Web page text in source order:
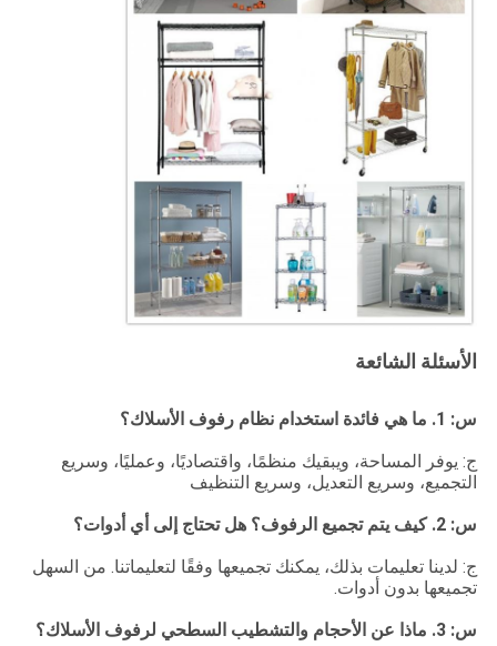
الأسئلة الشائعة
س: 1. ما هي فائدة استخدام نظام رفوف الأسلاك؟
ج: يوفر المساحة، ويبقيك منظمًا، واقتصاديًا، وعمليًا، وسريع
التجميع، وسريع التعديل، وسريع التنظيف
س: 2. كيف يتم تجميع الرفوف؟ هل تحتاج إلى أي أدوات؟
ج: لدينا تعليمات بذلك، يمكنك تجميعها وفقًا لتعليماتنا. من السهل
تجميعها بدون أدوات.
س: 3. ماذا عن الأحجام والتشطيب السطحي لرفوف الأسلاك؟